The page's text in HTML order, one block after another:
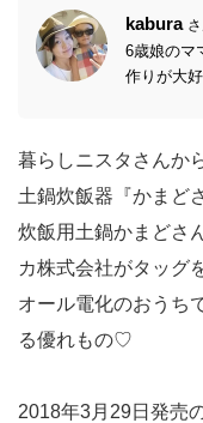
kabura
6歳娘のマ
作りが大
暮らしニスタさんか
土鍋炊飯器『かまど
炊飯用土鍋かまどさ
カ株式会社がタッグ
オール電化のおうち
る優れもの♡
2018年3月29日発売